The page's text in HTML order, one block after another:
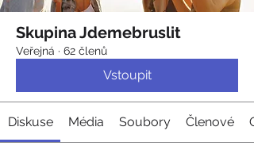
Skupina Jdemebruslit
Veřejná · 62 členů
Vstoupit
Diskuse Média Soubory Členové